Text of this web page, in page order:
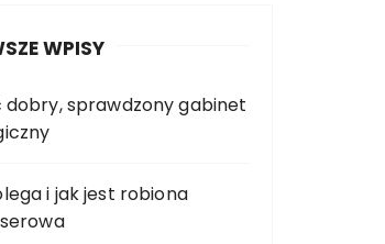
WPISY
dobry, sprawdzony gabinet
i jak jest robiona